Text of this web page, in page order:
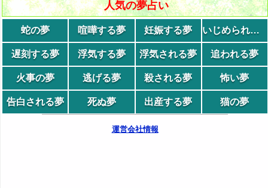
人気の夢占い
蛇の夢 喧嘩する夢 妊娠する夢 いじめられる夢
遅刻する夢 浮気する夢 浮気される夢 追われる夢
火事の夢 逃げる夢 殺される夢 怖い夢
告白される夢 死ぬ夢 出産する夢 猫の夢
運営会社情報